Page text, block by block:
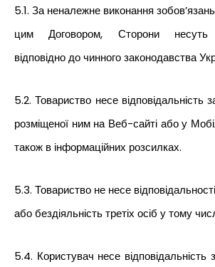
5.1. За неналежне виконання
цим Договором, Сторони несуть
відповідно до чинного законодавства
5.2. Товариство несе відповідальність
розміщеної ним на Веб-сайті або у
також в інформаційних розсилках.
5.3. Товариство не несе
або бездіяльність третіх осіб у тому
5.4. Користувач несе відповідальність